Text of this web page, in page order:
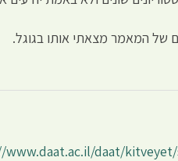
של המאמר מצאתי אותו בגוגל.
daat/